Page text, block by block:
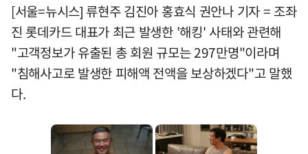
[서울=뉴시스] 류현주 김진아 홍효식 권안나 기자 = 조좌
진 롯데카드 대표가 최근 발생한 '해킹' 사태와 관련해
"고객정보가 유출된 총 회원 규모는 297만명"이라며
"침해사고로 발생한 피해액 전액을 보상하겠다"고 말했
다.